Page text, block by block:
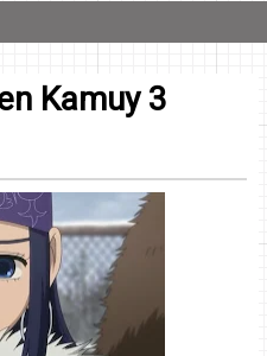
Kamuy 3